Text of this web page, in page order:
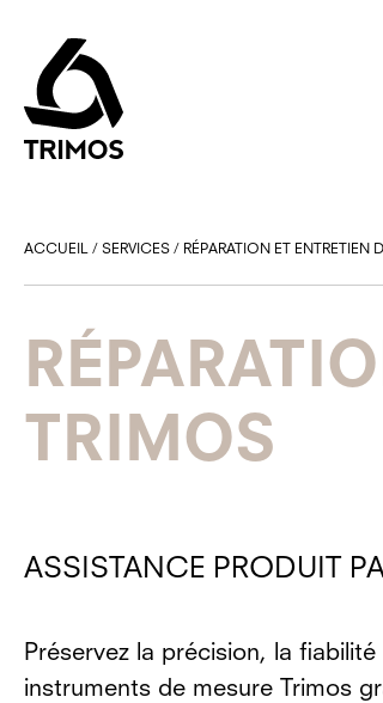
ACCUEIL / SERVICES / RÉPARATION ET ENTRETIEN
TRIMOS
ASSISTANCE PRODUIT
Préservez la précision, la
instruments de mesure Trimos